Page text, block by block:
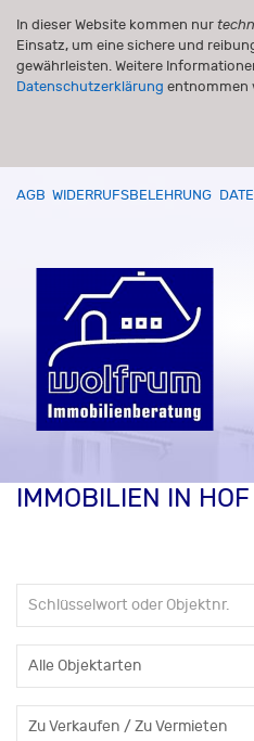
In dieser Website kommen nur
Einsatz, um eine sichere und
gewährleisten. Weitere
Datenschutzerklärung entnommen
AGB WIDERRUFSBELEHRUNG
IMMOBILIEN IN